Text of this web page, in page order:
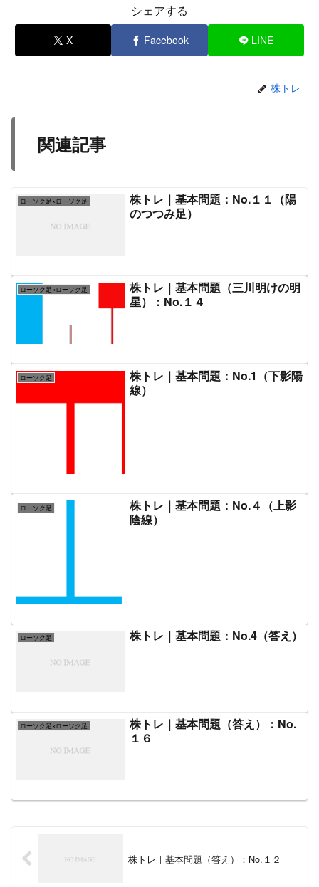
シェアする
X Facebook LINE
株トレ
関連記事
ローソク足×ローソク足
株トレ｜基本問題：No.１１（陽
のつつみ足）
ローソク足×ローソク足
株トレ｜基本問題（三川明けの明
星）：No.１４
ローソク足
株トレ｜基本問題：No.1（下影陽
線）
ローソク足
株トレ｜基本問題：No.４（上影
陰線）
ローソク足 株トレ｜基本問題：No.4（答え）
ローソク足×ローソク足
株トレ｜基本問題（答え）：No.
１６
株トレ｜基本問題（答え）：No.１２